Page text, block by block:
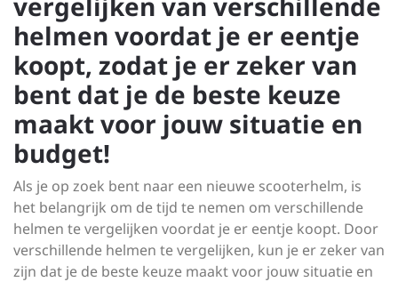
helmen voordat je er eentje
koopt, zodat je er zeker van
bent dat je de beste keuze
maakt voor jouw situatie en
budget!
Als je op zoek bent naar een nieuwe scooterhelm, is
het belangrijk om de tijd te nemen om verschillende
helmen te vergelijken voordat je er eentje koopt. Door
verschillende helmen te vergelijken, kun je er zeker van
zijn dat je de beste keuze maakt voor jouw situatie en